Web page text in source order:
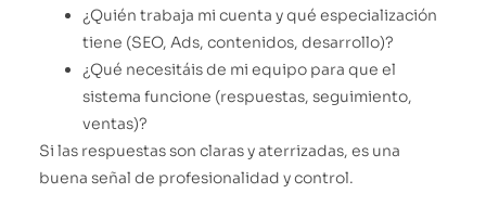
¿Quién trabaja mi cuenta y qué especialización
tiene (SEO, Ads, contenidos, desarrollo)?
¿Qué necesitáis de mi equipo para que el
sistema funcione (respuestas, seguimiento,
ventas)?
Si las respuestas son claras y aterrizadas, es una
buena señal de profesionalidad y control.